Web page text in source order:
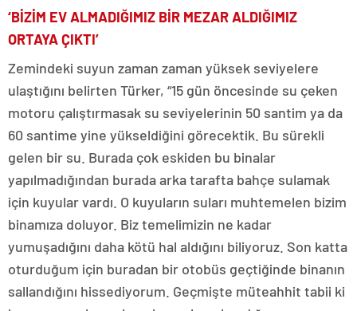
‘BİZİM EV ALMADIĞIMIZ BİR MEZAR ALDIĞIMIZ
ORTAYA ÇIKTI’
Zemindeki suyun zaman zaman yüksek seviyelere
ulaştığını belirten Türker, “15 gün öncesinde su çeken
motoru çalıştırmasak su seviyelerinin 50 santim ya da
60 santime yine yükseldiğini görecektik. Bu sürekli
gelen bir su. Burada çok eskiden bu binalar
yapılmadığından burada arka tarafta bahçe sulamak
için kuyular vardı. O kuyuların suları muhtemelen bizim
binamıza doluyor. Biz temelimizin ne kadar
yumuşadığını daha kötü hal aldığını biliyoruz. Son katta
oturduğum için buradan bir otobüs geçtiğinde binanın
sallandığını hissediyorum. Geçmişte müteahhit tabii ki